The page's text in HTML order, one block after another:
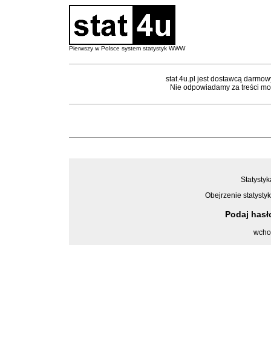
Pierwszy w Polsce system statystyk WWW
stat.4u.pl jest dostawcą
Nie odpowiadamy za treści
Obejrzenie
Podaj